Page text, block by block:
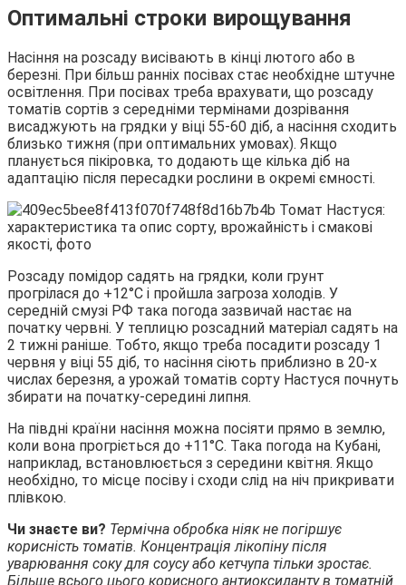
Оптимальні строки вирощування
Насіння на розсаду висівають в кінці лютого або в
березні. При більш ранніх посівах стає необхідне штучне
освітлення. При посівах треба врахувати, що розсаду
томатів сортів з середніми термінами дозрівання
висаджують на грядки у віці 55-60 діб, а насіння сходить
близько тижня (при оптимальних умовах). Якщо
планується пікіровка, то додають ще кілька діб на
адаптацію після пересадки рослини в окремі ємності.
Розсаду помідор садять на грядки, коли грунт
прогрілася до +12°С і пройшла загроза холодів. У
середній смузі РФ така погода зазвичай настає на
початку червні. У теплицю розсадний матеріал садять на
2 тижні раніше. Тобто, якщо треба посадити розсаду 1
червня у віці 55 діб, то насіння сіють приблизно в 20-х
числах березня, а урожай томатів сорту Настуся почнуть
збирати на початку-середині липня.
На півдні країни насіння можна посіяти прямо в землю,
коли вона прогріється до +11°С. Така погода на Кубані,
наприклад, встановлюється з середини квітня. Якщо
необхідно, то місце посіву і сходи слід на ніч прикривати
плівкою.
Чи знаєте ви? Термічна обробка ніяк не погіршує
корисність томатів. Концентрація лікопіну після
уварювання соку для соусу або кетчупа тільки зростає.
Більше всього цього корисного антиоксиданту в томатній